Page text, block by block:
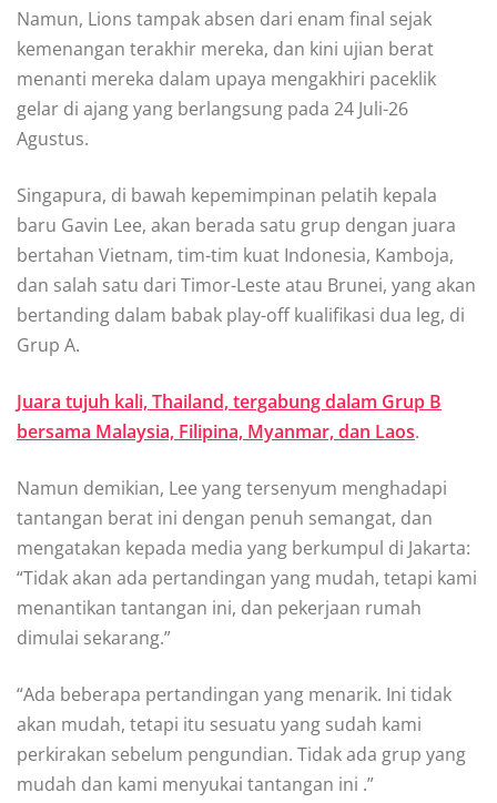
Namun, Lions tampak absen dari enam final sejak
kemenangan terakhir mereka, dan kini ujian berat
menanti mereka dalam upaya mengakhiri paceklik
gelar di ajang yang berlangsung pada 24 Juli-26
Agustus.
Singapura, di bawah kepemimpinan pelatih kepala
baru Gavin Lee, akan berada satu grup dengan juara
bertahan Vietnam, tim-tim kuat Indonesia, Kamboja,
dan salah satu dari Timor-Leste atau Brunei, yang akan
bertanding dalam babak play-off kualifikasi dua leg, di
Grup A.
Juara tujuh kali, Thailand, tergabung dalam Grup B
bersama Malaysia, Filipina, Myanmar, dan Laos.
Namun demikian, Lee yang tersenyum menghadapi
tantangan berat ini dengan penuh semangat, dan
mengatakan kepada media yang berkumpul di Jakarta:
“Tidak akan ada pertandingan yang mudah, tetapi kami
menantikan tantangan ini, dan pekerjaan rumah
dimulai sekarang.”
“Ada beberapa pertandingan yang menarik. Ini tidak
akan mudah, tetapi itu sesuatu yang sudah kami
perkirakan sebelum pengundian. Tidak ada grup yang
mudah dan kami menyukai tantangan ini .”